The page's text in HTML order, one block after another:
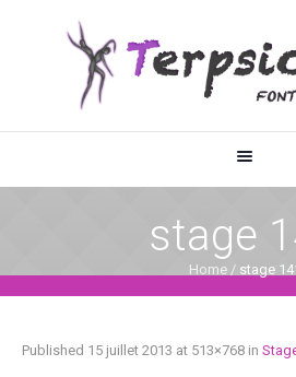
stage
Home / stage
Published 15 juillet 2013 at 513×768 in